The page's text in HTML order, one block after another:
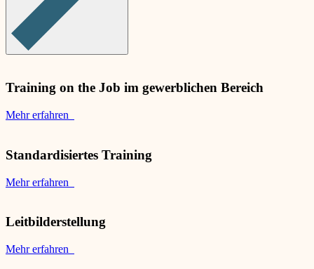
Training on the Job im gewerblichen Bereich
Mehr erfahren
Standardisiertes Training
Mehr erfahren
Leitbilderstellung
Mehr erfahren